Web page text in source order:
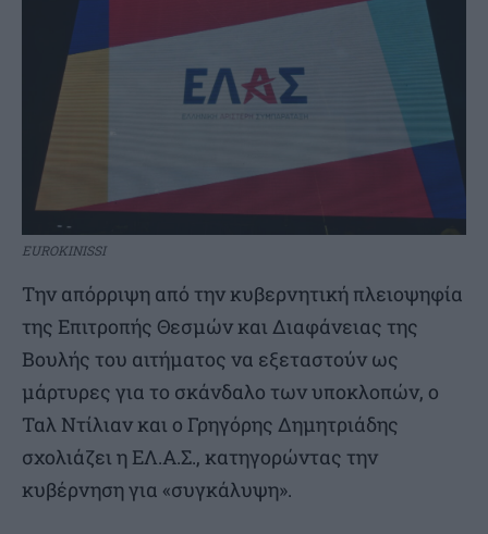
EUROKINISSI
Την απόρριψη από την κυβερνητική πλειοψηφία
της Επιτροπής Θεσμών και Διαφάνειας της
Βουλής του αιτήματος να εξεταστούν ως
μάρτυρες για το σκάνδαλο των υποκλοπών, ο
Ταλ Ντίλιαν και ο Γρηγόρης Δημητριάδης
σχολιάζει η ΕΛ.Α.Σ., κατηγορώντας την
κυβέρνηση για «συγκάλυψη».